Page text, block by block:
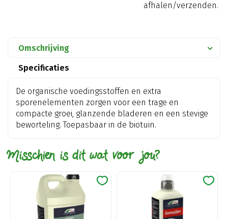
afhalen/verzenden.
Omschrijving
Specificaties
De organische voedingsstoffen en extra
sporenelementen zorgen voor een trage en
compacte groei, glanzende bladeren en een stevige
beworteling. Toepasbaar in de biotuin.
Misschien is dit wat voor jou?